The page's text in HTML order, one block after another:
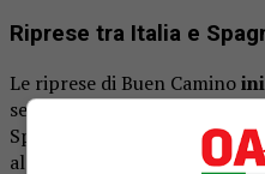
Riprese tra Italia e
Le riprese di Buen Camino
set previsti a
Spagna
, una novità che
al progetto. La
trama